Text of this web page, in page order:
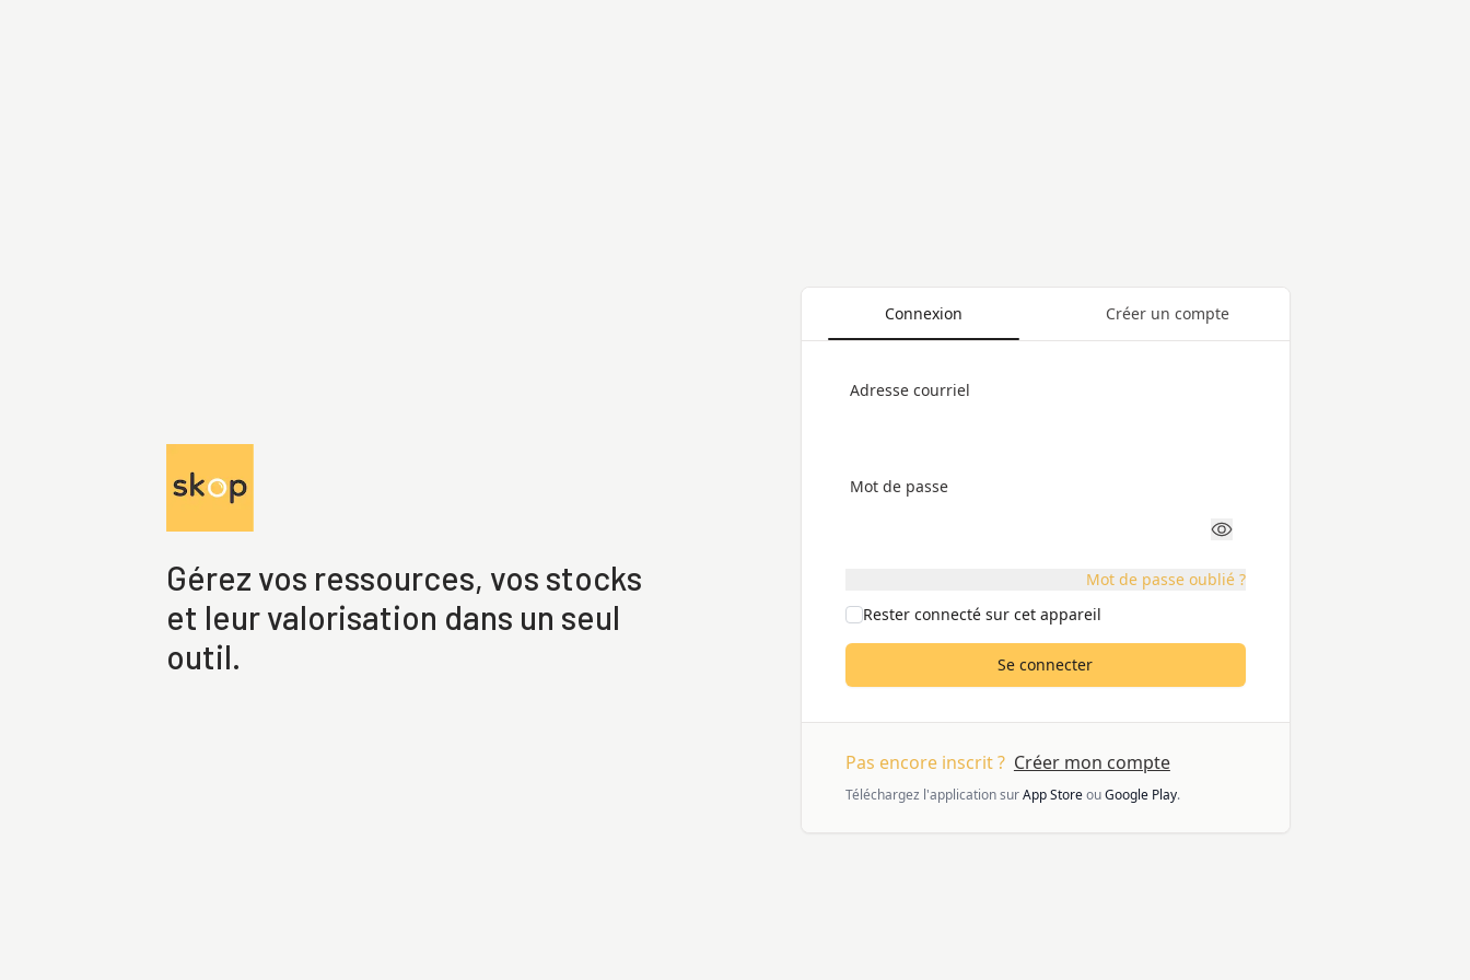
Gérez vos ressources, vos stocks
et leur valorisation dans un seul
outil.
Connexion Créer un compte
Adresse courriel
Mot de passe
Mot de passe oublié ?
Rester connecté sur cet appareil
Se connecter
Pas encore inscrit ? Créer mon compte
Téléchargez l'application surApp StoreouGoogle Play.